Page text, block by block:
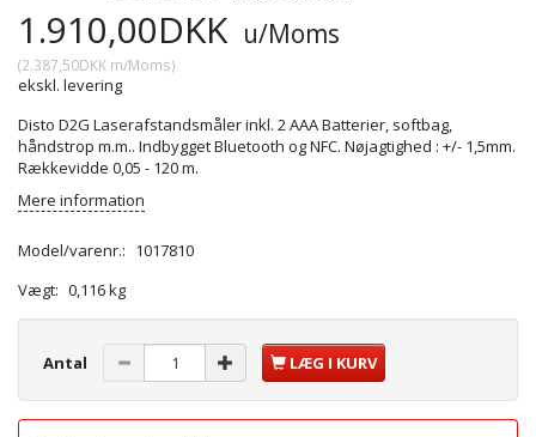
1.910,00DKK u/Moms
(2.387,50DKK m/Moms)
ekskl. levering
Disto D2G Laserafstandsmåler inkl. 2 AAA Batterier, softbag,
håndstrop m.m.. Indbygget Bluetooth og NFC. Nøjagtighed : +/- 1,5mm.
Rækkevidde 0,05 - 120 m.
Mere information
Model/varenr.: 1017810
Vægt: 0,116 kg
Antal LÆG I KURV